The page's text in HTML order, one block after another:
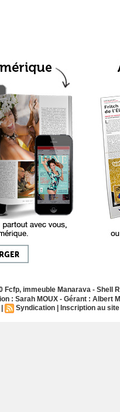
immeuble Manarava - Shell
: Sarah MOUX - Gérant : Albert
Syndication Inscription au site